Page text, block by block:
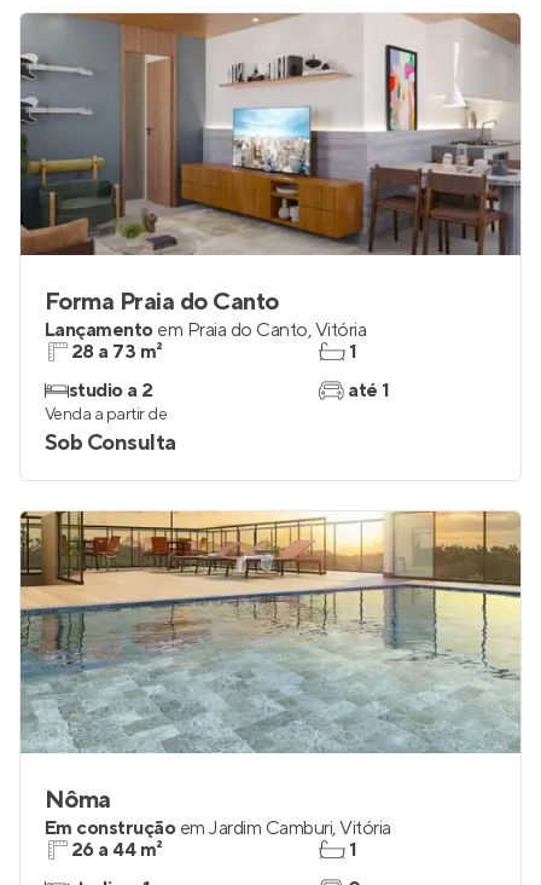
Forma Praia do Canto
Lançamento em Praia do Canto,Vitória
28 a 73 m²
studio a 2
1
até 1
Venda a partir de
Sob Consulta
Nôma
Em construção em Jardim Camburi,Vitória
26 a 44 m²
1